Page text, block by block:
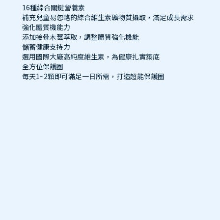
16種綜合關鍵營養素
補充兒童易忽略的綜合維生素礦物質攝取，滿足成長需求
強化體質機能力
添加接骨木莓萃取，調整體質強化機能
儲蓄健康支持力
選用國際大廠高純度維生素，為健康扎實築底
全方位保護圈
每天1~2顆即可滿足一日所需，打造超能保護圈